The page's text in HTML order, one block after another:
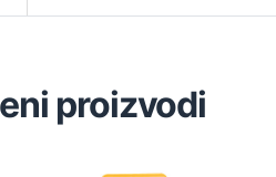
proizvodi